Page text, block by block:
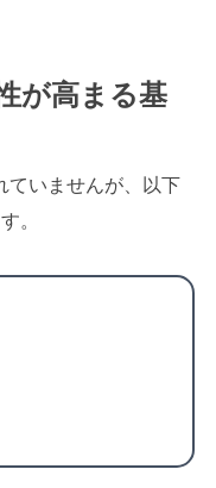
が高まる基
ていませんが、以下
。